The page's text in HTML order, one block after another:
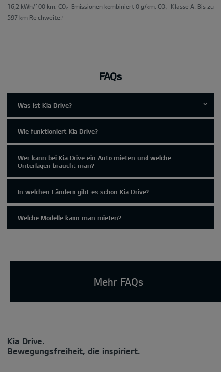
16,2 kWh/100 km; CO₂-Emissionen kombiniert 0 g/km; CO₂-Klasse A. Bis zu
597 km Reichweite.
1
FAQs
Was ist Kia Drive?
Wie funktioniert Kia Drive?
Wer kann bei Kia Drive ein Auto mieten und welche
Unterlagen braucht man?
In welchen Ländern gibt es schon Kia Drive?
Welche Modelle kann man mieten?
Mehr FAQs
Kia Drive.
Bewegungsfreiheit, die inspiriert.